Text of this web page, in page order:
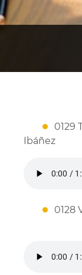
0129
Ibáñez
0128